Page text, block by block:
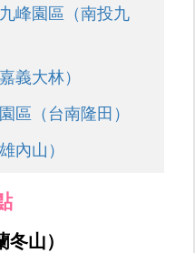
峰園區（南投九
義大林）
區（台南隆田）
內山）
冬山）